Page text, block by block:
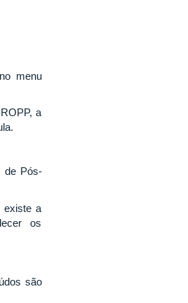
menu
a
de Pós-
existe a
os
são